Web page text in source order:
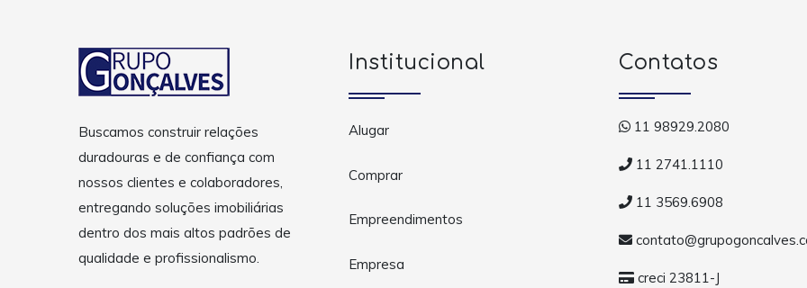
Buscamos construir relações
duradouras e de confiança com
nossos clientes e colaboradores,
entregando soluções imobiliárias
dentro dos mais altos padrões de
qualidade e profissionalismo.
Institucional
Alugar
Comprar
Empreendimentos
Empresa
Contatos
11 98929.2080
11 2741.1110
11 3569.6908
creci 23811-J